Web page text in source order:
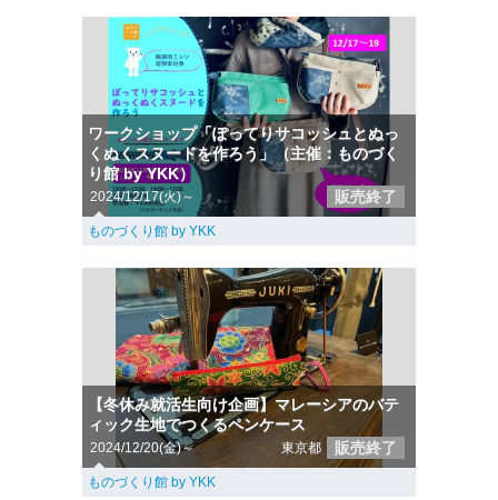
ワークショップ「ぽってりサコッシュとぬっ
くぬくスヌードを作ろう」（主催：ものづく
り館 by YKK）
2024/12/17(火)～ 販売終了
ものづくり館 by YKK
【冬休み就活生向け企画】マレーシアのバテ
ィック生地でつくるペンケース
2024/12/20(金)～ 東京都 販売終了
ものづくり館 by YKK